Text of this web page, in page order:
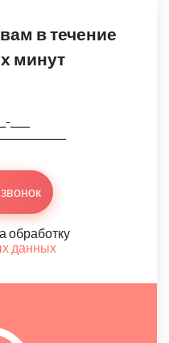
в течение
минут
обработку
данных